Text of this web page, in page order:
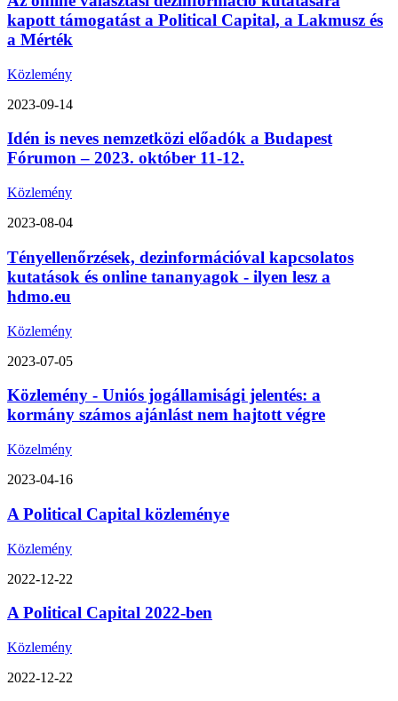
kapott támogatást a Political Capital, a Lakmusz és
a Mérték
Közlemény
2023-09-14
Idén is neves nemzetközi előadók a Budapest
Fórumon – 2023. október 11-12.
Közlemény
2023-08-04
Tényellenőrzések, dezinformációval kapcsolatos
kutatások és online tananyagok - ilyen lesz a
hdmo.eu
Közlemény
2023-07-05
Közlemény - Uniós jogállamisági jelentés: a
kormány számos ajánlást nem hajtott végre
Közelmény
2023-04-16
A Political Capital közleménye
Közlemény
2022-12-22
A Political Capital 2022-ben
Közlemény
2022-12-22